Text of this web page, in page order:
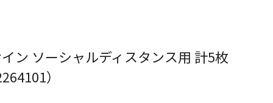
ン ソーシャルディスタンス用 計5枚
）